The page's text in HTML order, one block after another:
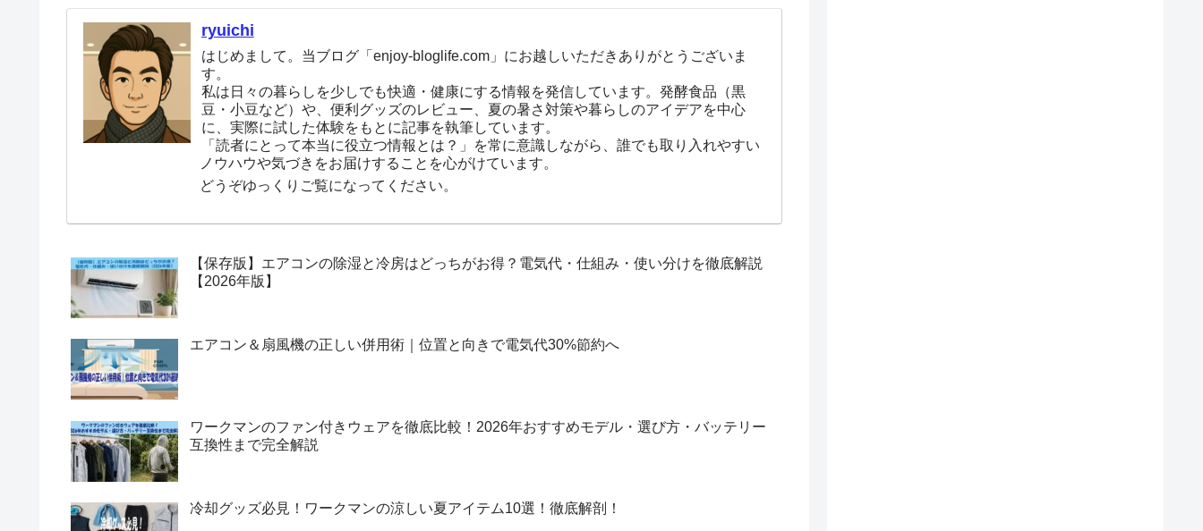
ryuichi
はじめまして。当ブログ「enjoy-bloglife.com」にお越しいただきありがとうございま
す。
私は日々の暮らしを少しでも快適・健康にする情報を発信しています。発酵食品（黒
豆・小豆など）や、便利グッズのレビュー、夏の暑さ対策や暮らしのアイデアを中心
に、実際に試した体験をもとに記事を執筆しています。
「読者にとって本当に役立つ情報とは？」を常に意識しながら、誰でも取り入れやすい
ノウハウや気づきをお届けすることを心がけています。
どうぞゆっくりご覧になってください。
【保存版】エアコンの除湿と冷房はどっちがお得？電気代・仕組み・使い分けを徹底解説
【2026年版】
エアコン＆扇風機の正しい併用術｜位置と向きで電気代30%節約へ
ワークマンのファン付きウェアを徹底比較！2026年おすすめモデル・選び方・バッテリー
互換性まで完全解説
冷却グッズ必見！ワークマンの涼しい夏アイテム10選！徹底解剖！